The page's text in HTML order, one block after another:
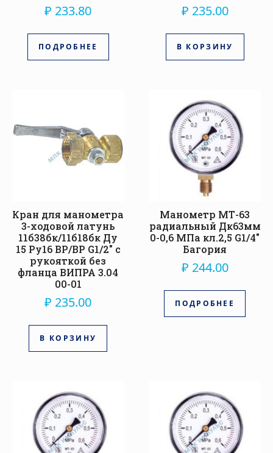
₽ 233.80
ПОДРОБНЕЕ
₽ 235.00
В КОРЗИНУ
Кран для манометра
3-ходовой латунь
11б38бк/11б18бк Ду
15 Ру16 ВР/ВР G1/2″ с
рукояткой без
фланца ВИПРА 3.04
00-01
₽ 235.00
В КОРЗИНУ
Манометр МТ-63
радиальный Дк63мм
0-0,6 МПа кл.2,5 G1/4″
Багория
₽ 244.00
ПОДРОБНЕЕ